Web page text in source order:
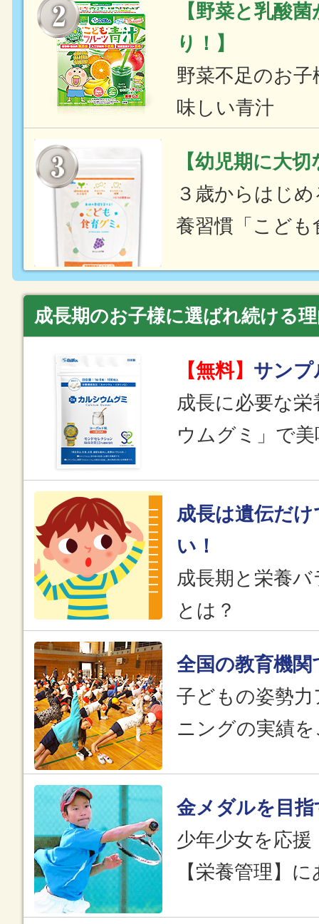
【野菜と乳酸
り！】
野菜不足のお
味しい青汁
【幼児期に大
３歳からはじ
養習慣「こども
成長期のお子様に選ばれ続ける
【無料】 サンプ
成長に必要な
ウムグミ」で
成長は遺伝だ
い！
成長期と栄養
とは？
全国の教育機関
子どもの姿勢
ニングの実績
金メダルを目指
少年少女を応
【栄養管理】